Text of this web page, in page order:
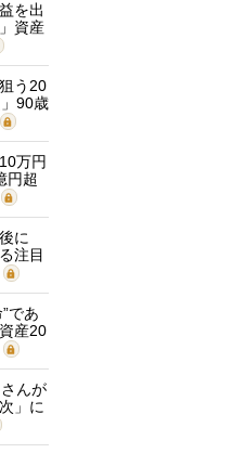
を出
資産
う20
90歳
万円
円超
に
注目
であ
産20
んが
」に